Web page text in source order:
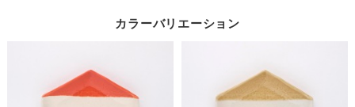
カラーバリエーション